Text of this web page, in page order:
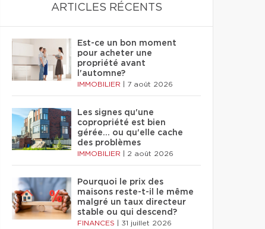
ARTICLES RÉCENTS
Est-ce un bon moment
pour acheter une
propriété avant
l'automne?
IMMOBILIER 7 août 2026
Les signes qu'une
copropriété est bien
gérée… ou qu'elle cache
des problèmes
IMMOBILIER 2 août 2026
Pourquoi le prix des
maisons reste-t-il le même
malgré un taux directeur
stable ou qui descend?
FINANCES 31 juillet 2026